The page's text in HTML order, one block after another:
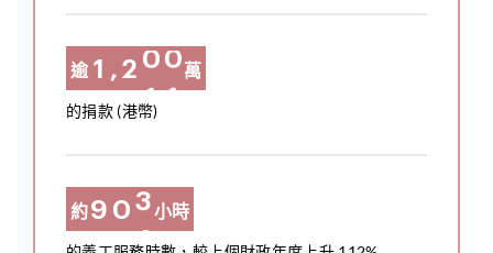
3
4
5
3
4
5
9
0
1
1
2
3
8
9
0
7
8
9
0
1
2
5
6
7
8
9
0
逾 1
2
4
5
, 2
3
5
6
0
1
3
4
0
3
4
萬
的捐款 (港幣)
約9 0 3小時